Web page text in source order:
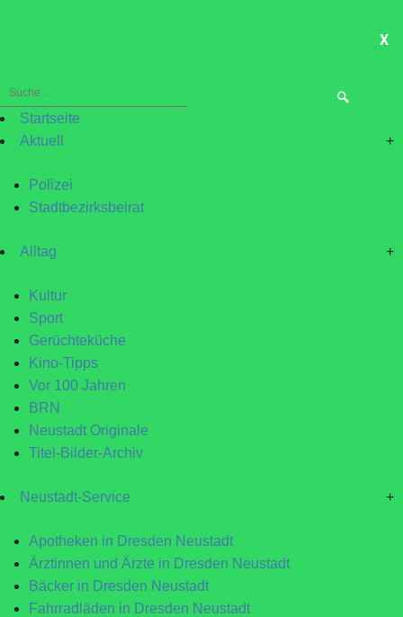
X
Suche
nach:Startseite
Aktuell
+
Polizei
Stadtbezirksbeirat
Alltag +
Kultur
Sport
Gerüchteküche
Kino-Tipps
Vor 100 Jahren
BRN
Neustadt Originale
Titel-Bilder-Archiv
Neustadt-Service +
Apotheken in Dresden Neustadt
Ärztinnen und Ärzte in Dresden Neustadt
Bäcker in Dresden Neustadt
Fahrradläden in Dresden Neustadt